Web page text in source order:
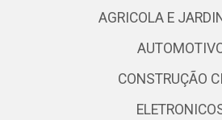
AGRICOLA E
CONSTRUÇÃO